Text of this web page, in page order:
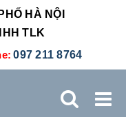
HÀ NỘI
TLK
097 211 8764